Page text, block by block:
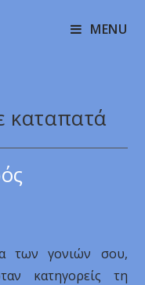
MENU
καταπατά
των γονιών σου,
κατηγορείς τη